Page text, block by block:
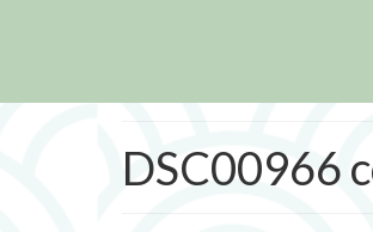
DSC00966